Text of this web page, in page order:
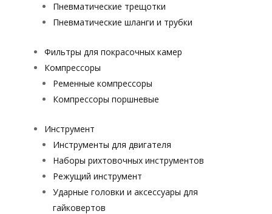
Пневматические трещотки
Пневматические шланги и трубки
Фильтры для покрасочных камер
Компрессоры
Ременные компрессоры
Компрессоры поршневые
Инструмент
Инструменты для двигателя
Наборы рихтовочных инструментов
Режущий инструмент
Ударные головки и аксессуары для
гайковертов